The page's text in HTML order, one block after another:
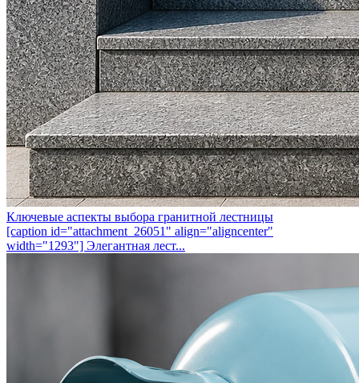
Ключевые аспекты выбора гранитной лестницы
[caption id="attachment_26051" align="aligncenter"
width="1293"] Элегантная лест...